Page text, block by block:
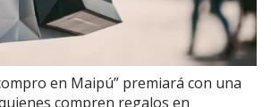
en Maipú” premiará con una
compren regalos en